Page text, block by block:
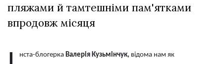
Лайф
Афіша
пляжами й тамтешніми пам'ятками
впродовж місяця
нста-блогерка Валерія Кузьмінчук, відома нам як